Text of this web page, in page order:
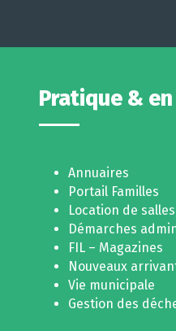
Pratique & en
Annuaires
Portail Familles
Location de
Démarches
FIL – Magazines
Nouveaux
Vie municipale
Gestion des